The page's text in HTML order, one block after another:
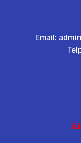
Email: